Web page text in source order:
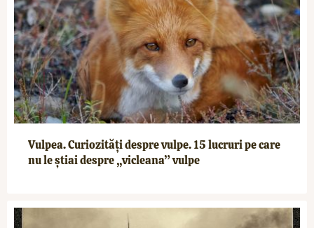
Vulpea. Curiozități despre vulpe. 15 lucruri pe care
nu le știai despre „vicleana” vulpe